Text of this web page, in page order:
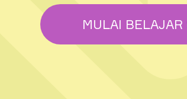
MULAI BELAJAR